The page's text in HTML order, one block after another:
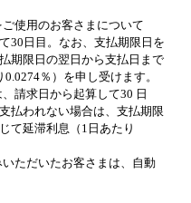
使用のお客さまについて
30日目。なお、支払期限日を
期限日の翌日から支払日まで
％）を申し受けます。
請求日から起算して30 日
払われない場合は、支払期限
て延滞利息（1日あたり
ただいたお客さまは、自動